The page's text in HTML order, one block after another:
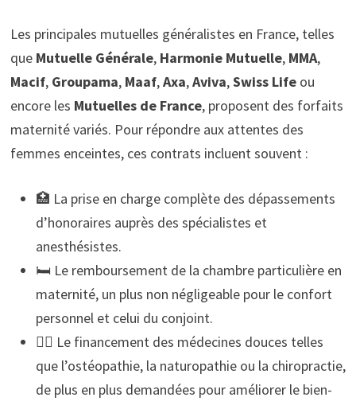
Les principales mutuelles généralistes en France, telles
que Mutuelle Générale, Harmonie Mutuelle, MMA,
Macif, Groupama, Maaf,Axa,Aviva,Swiss Lifeou
encore les Mutuelles de France, proposent des forfaits
maternité variés. Pour répondre aux attentes des
femmes enceintes, ces contrats incluent souvent :
🏥 La prise en charge complète des dépassements
d’honoraires auprès des spécialistes et
anesthésistes.
🛏️ Le remboursement de la chambre particulière en
maternité, un plus non négligeable pour le confort
personnel et celui du conjoint.
💆‍♀️ Le financement des médecines douces telles
que l’ostéopathie, la naturopathie ou la chiropractie,
de plus en plus demandées pour améliorer le bien-